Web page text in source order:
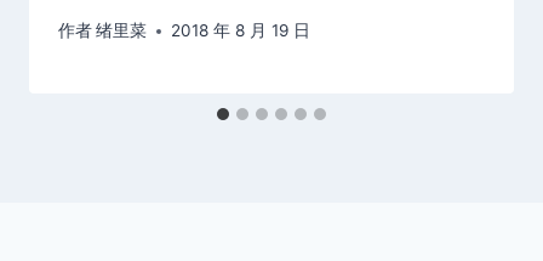
作者绪里菜 2018 年 8 月 19 日